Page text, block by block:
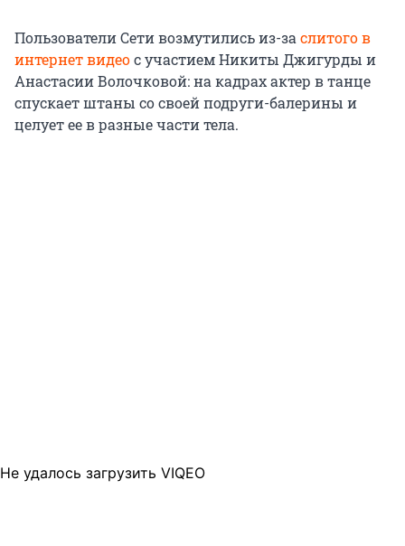
Пользователи Сети возмутились из-заслитого в
интернет видеос участием Никиты Джигурды и
Анастасии Волочковой: на кадрах актер в танце
спускает штаны со своей подруги-балерины и
целует ее в разные части тела.
Не удалось загрузить VIQEO